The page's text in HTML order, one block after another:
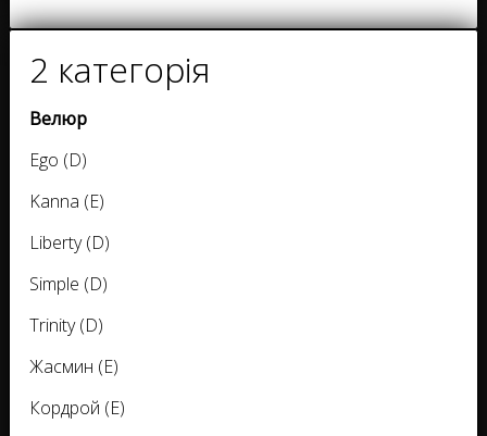
2 категорія
Велюр
Ego (D)
Kanna (E)
Liberty (D)
Simple (D)
Trinity (D)
Жасмин (E)
Кордрой (E)